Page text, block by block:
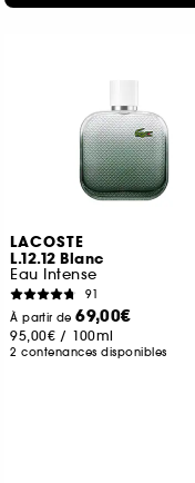
LACOSTE
L.12.12 Blanc
Eau Intense
91
À partir de69,00€
95,00€ / 100ml
2 contenances disponibles